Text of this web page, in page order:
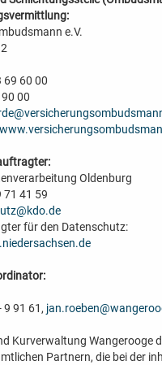
e.V.
69 60 00
00
Oldenburg
71 41 59
für den Datenschutz:
9 91 61,
Kurverwaltung Wangerooge
Partnern, die bei der